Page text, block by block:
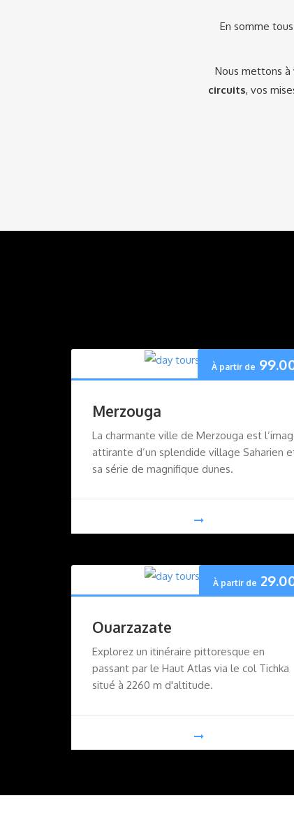
En somme
Nous mettons à
circuits, vos
À partir de
Merzouga
La charmante ville de Merzouga est
attirante d’un splendide village Saharien
sa série de magnifique dunes.
À partir de
Ouarzazate
Explorez un itinéraire pittoresque en
passant par le Haut Atlas via le col Tichka
situé à 2260 m d'altitude.